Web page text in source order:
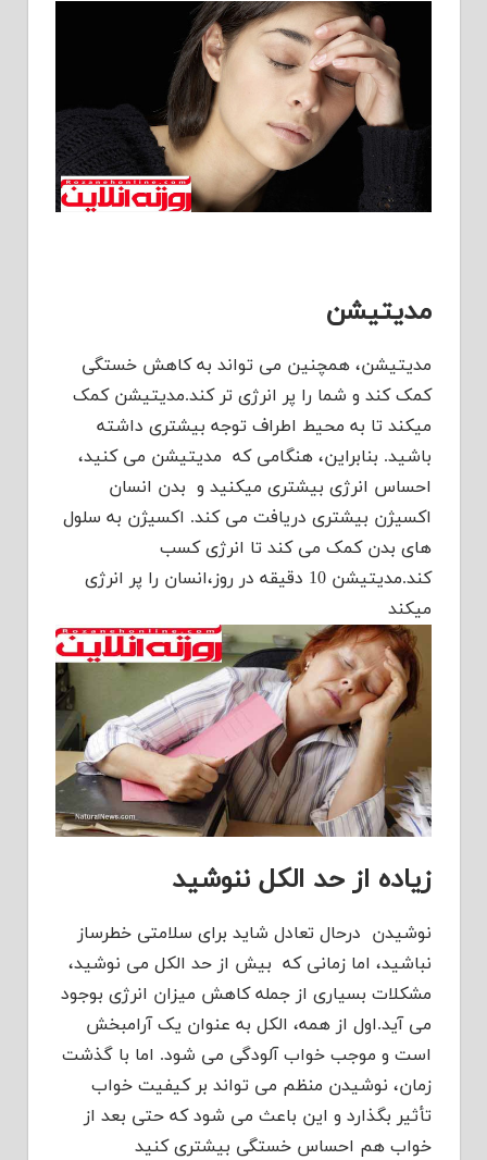
مدیتیشن
مدیتیشن، همچنین می تواند به کاهش خستگی
کمک کند و شما را پر انرژی تر کند.مدیتیشن کمک
میکند تا به محیط اطراف توجه بیشتری داشته
باشید. بنابراین، هنگامی که مدیتیشن می کنید،
احساس انرژی بیشتری میکنید و بدن انسان
اکسیژن بیشتری دریافت می کند. اکسیژن به سلول
های بدن کمک می کند تا انرژی کسب
کند.مدیتیشن 10 دقيقه در روز،انسان را پر انرژی
میکند
زیاده از حد الکل ننوشید
نوشیدن درحال تعادل شاید ​​برای سلامتی خطرساز
نباشید، اما زمانی که بیش از حد الکل می نوشید،
مشکلات بسیاری از جمله کاهش میزان انرژی بوجود
می آید.اول از همه، الکل به عنوان یک آرامبخش
است و موجب خواب آلودگی می شود. اما با گذشت
زمان، نوشیدن منظم می تواند بر کیفیت خواب
تأثیر بگذارد و این باعث می شود که حتی بعد از
خواب هم احساس خستگی بیشتری کنید